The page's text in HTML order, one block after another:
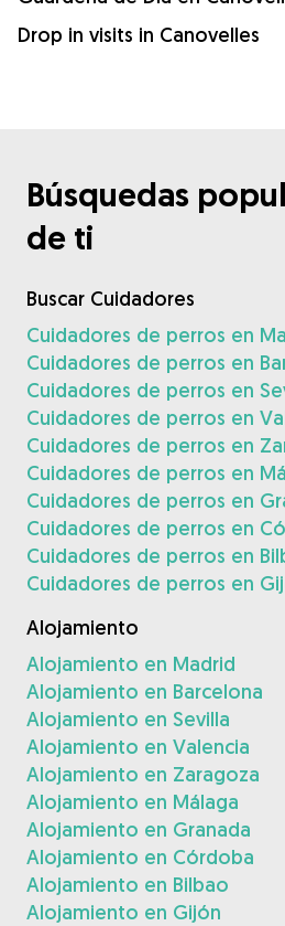
Drop in visits in Canovelles
Búsquedas
de ti
Buscar Cuidadores
Cuidadores de perros en
Cuidadores de perros en
Cuidadores de perros en
Cuidadores de perros en
Cuidadores de perros en
Cuidadores de perros en
Cuidadores de perros en
Cuidadores de perros en
Cuidadores de perros en
Cuidadores de perros en
Alojamiento
Alojamiento en Madrid
Alojamiento en Barcelona
Alojamiento en Sevilla
Alojamiento en Valencia
Alojamiento en Zaragoza
Alojamiento en Málaga
Alojamiento en Granada
Alojamiento en Córdoba
Alojamiento en Bilbao
Alojamiento en Gijón